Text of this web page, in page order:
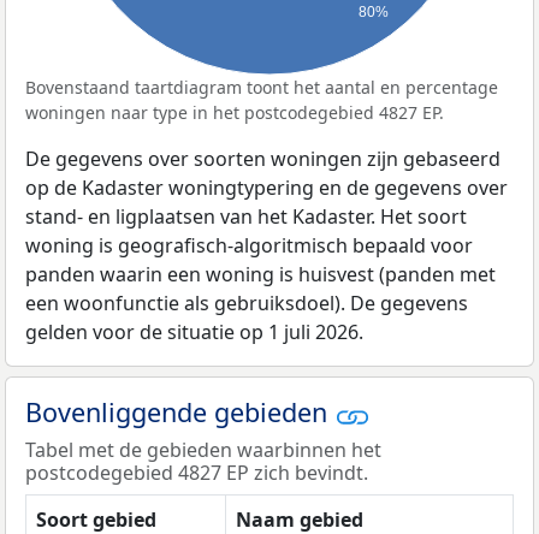
80%
Bovenstaand taartdiagram toont het aantal en percentage
woningen naar type in het postcodegebied 4827 EP.
De gegevens over soorten woningen zijn gebaseerd
op de Kadaster woningtypering en de gegevens over
stand- en ligplaatsen van het Kadaster. Het soort
woning is geografisch-algoritmisch bepaald voor
panden waarin een woning is huisvest (panden met
een woonfunctie als gebruiksdoel). De gegevens
gelden voor de situatie op 1 juli 2026.
Bovenliggende gebieden
Tabel met de gebieden waarbinnen het
postcodegebied 4827 EP zich bevindt.
Soort gebied
Naam gebied